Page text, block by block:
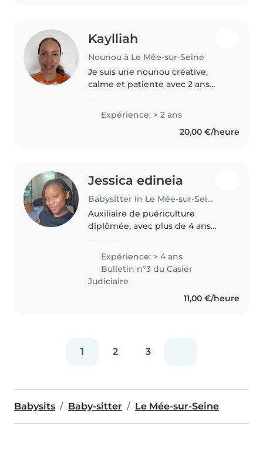
Kaylliah
Nounou à Le Mée-sur-Seine
Je suis une nounou créative,
calme et patiente avec 2 ans
d'enfants de tous âges. Je parle
français et j'adore dessiner, lire
des histoires, faire des travaux..
Expérience: > 2 ans
20,00 €/heure
Jessica edineia
Babysitter in Le Mée-sur-Seine
Auxiliaire de puériculture
diplômée, avec plus de 4 ans
propose des gardes à domicile
bienveillantes et adaptées au
rythme de chaque enfant.
Attentive au..
Expérience: > 4 ans
Bulletin n°3 du Casier
Judiciaire
11,00 €/heure
1 2 3
Babysits Baby-sitter Le Mée-sur-Seine